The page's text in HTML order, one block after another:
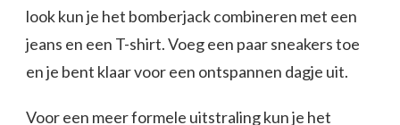
look kun je het bomberjack combineren met een
jeans en een T-shirt. Voeg een paar sneakers toe
en je bent klaar voor een ontspannen dagje uit.
Voor een meer formele uitstraling kun je het